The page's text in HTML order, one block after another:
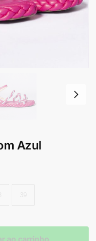
Azul
ao carrinho